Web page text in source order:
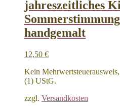
jahreszeitliches
handgemalt
12,50 €
Kein
(1) UStG.
zzgl. Versandkosten